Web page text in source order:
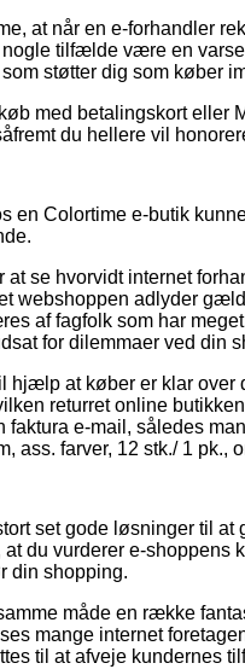
at når en e-forhandler
tilfælde være en
støtter dig som køber
med betalingskort eller
du hellere vil
en Colortime e-butik
at se hvorvidt internet
webshoppen adlyder
af fagfolk som har
for dilemmaer ved din
hjælp at køber er klar over
returret online
faktura e-mail, således
ass. farver, 12 stk./ 1 pk.,
set gode løsninger til
du vurderer e-shoppens
din shopping.
måde en række
mange internet
til at afveje kundernes